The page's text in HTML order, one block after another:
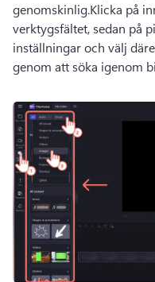
genomskinlig.Klicka på
verktygsfältet, sedan på
inställningar och välj
genom att söka igenom